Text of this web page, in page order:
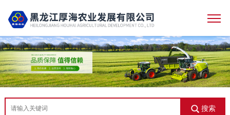
搜索